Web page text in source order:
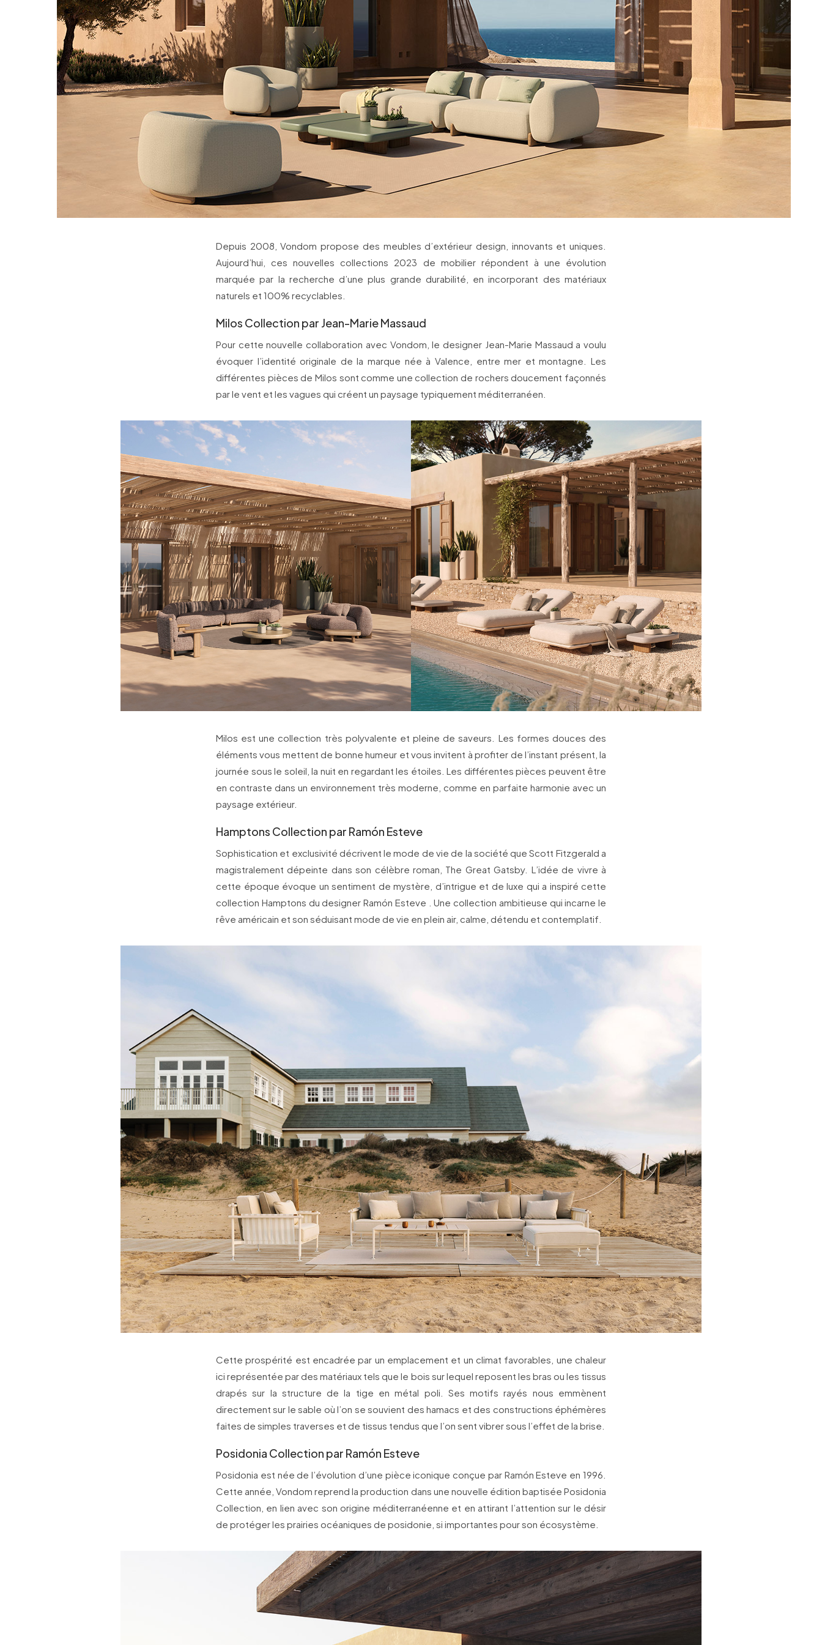
Depuis 2008, Vondom propose des meubles d’extérieur design, innovants et uniques.
Aujourd’hui, ces nouvelles collections 2023 de mobilier répondent à une évolution
marquée par la recherche d’une plus grande durabilité, en incorporant des matériaux
naturels et 100% recyclables.
Milos Collection par Jean-Marie Massaud
Pour cette nouvelle collaboration avec Vondom, le designer Jean-Marie Massaud a voulu
évoquer l’identité originale de la marque née à Valence, entre mer et montagne. Les
différentes pièces de Milos sont comme une collection de rochers doucement façonnés
par le vent et les vagues qui créent un paysage typiquement méditerranéen.
Milos est une collection très polyvalente et pleine de saveurs. Les formes douces des
éléments vous mettent de bonne humeur et vous invitent à profiter de l’instant présent, la
journée sous le soleil, la nuit en regardant les étoiles. Les différentes pièces peuvent être
en contraste dans un environnement très moderne, comme en parfaite harmonie avec un
paysage extérieur.
Hamptons Collection par Ramón Esteve
Sophistication et exclusivité décrivent le mode de vie de la société que Scott Fitzgerald a
magistralement dépeinte dans son célèbre roman, The Great Gatsby. L’idée de vivre à
cette époque évoque un sentiment de mystère, d’intrigue et de luxe qui a inspiré cette
collection Hamptons du designer Ramón Esteve . Une collection ambitieuse qui incarne le
rêve américain et son séduisant mode de vie en plein air, calme, détendu et contemplatif.
Cette prospérité est encadrée par un emplacement et un climat favorables, une chaleur
ici représentée par des matériaux tels que le bois sur lequel reposent les bras ou les tissus
drapés sur la structure de la tige en métal poli. Ses motifs rayés nous emmènent
directement sur le sable où l’on se souvient des hamacs et des constructions éphémères
faites de simples traverses et de tissus tendus que l’on sent vibrer sous l’effet de la brise.
Posidonia Collection par Ramón Esteve
Posidonia est née de l’évolution d’une pièce iconique conçue par Ramón Esteve en 1996.
Cette année, Vondom reprend la production dans une nouvelle édition baptisée Posidonia
Collection, en lien avec son origine méditerranéenne et en attirant l’attention sur le désir
de protéger les prairies océaniques de posidonie, si importantes pour son écosystème.